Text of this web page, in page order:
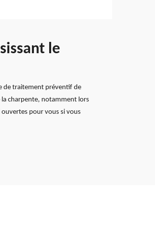
le
de traitement préventif de
charpente, notamment lors
pour vous si vous